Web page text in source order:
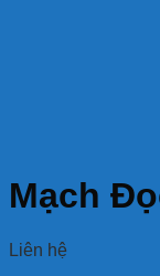
Mạch
Liên hệ